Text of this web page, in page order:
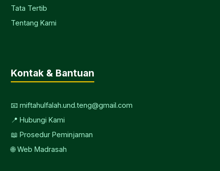
Tata Tertib
Tentang Kami
Kontak & Bantuan
📧 miftahulfalah.und.teng@gmail.com
📍 Hubungi Kami
📖 Prosedur Peminjaman
🌐 Web Madrasah